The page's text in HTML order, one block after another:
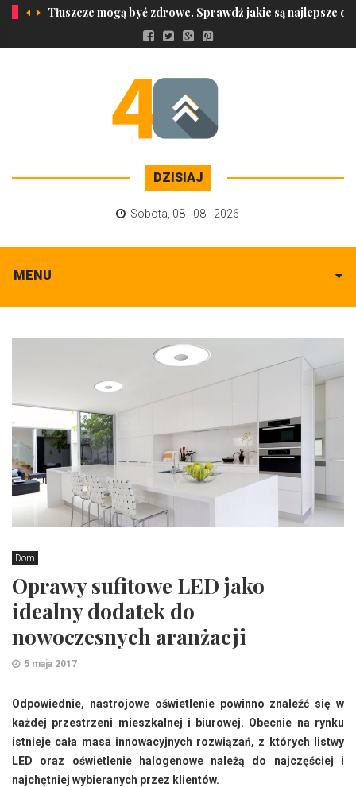
Tłuszcze mogą być zdrowe. Sprawdź jakie są najlepsze
DZISIAJ
Sobota 08 - 08 - 2026
MENU
Dom
Oprawy sufitowe LED jako
idealny dodatek do
nowoczesnych aranżacji
5 maja 2017
Odpowiednie, nastrojowe oświetlenie powinno znaleźć się w
każdej przestrzeni mieszkalnej i biurowej. Obecnie na rynku
istnieje cała masa innowacyjnych rozwiązań, z których listwy
LED oraz oświetlenie halogenowe należą do najczęściej i
najchętniej wybieranych przez klientów.